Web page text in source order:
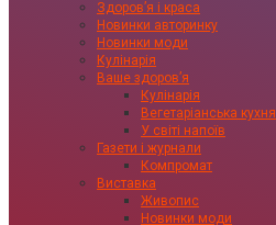
Здоровʼя і краса
Новинки авторинку
Новинки моди
Кулінарія
Ваше здоровʼя
Кулінарія
Вегетаріанська кухня
У світі напоїв
Газети і журнали
Компромат
Виставка
Живопис
Новинки моди